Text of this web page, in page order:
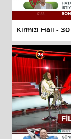
Kırmızı Halı -